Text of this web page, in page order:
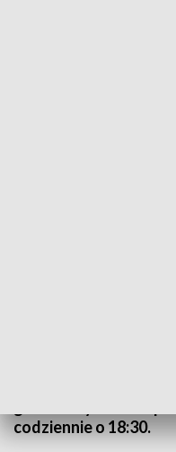
codziennie o 18:30.